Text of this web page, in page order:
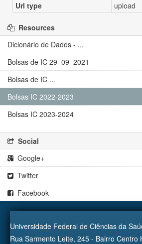
Url type
upload
Resources
Dicionário de Dados - ...
Bolsas de IC 29_09_2021
Bolsas de IC ...
Bolsas IC 2022-2023
Bolsas IC 2023-2024
Social
Google+
Twitter
Facebook
Universidade Federal de Ciências da
Rua Sarmento Leite, 245 - Bairro Centro